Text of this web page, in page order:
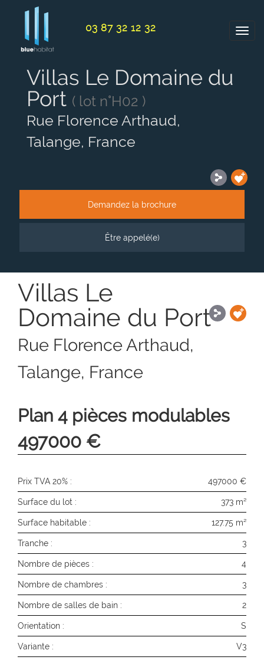
03 87 32 12 32
Villas Le Domaine du
Port ( lot n°H02 )
Rue Florence Arthaud,
Talange, France
Demandez la brochure
Être appelé(e)
Villas Le
Domaine du Port
Rue Florence Arthaud,
Talange, France
Plan 4 pièces modulables
497000 €
Prix TVA 20% : 497000 €
Surface du lot : 373 m²
Surface habitable : 127.75 m²
Tranche : 3
Nombre de pièces : 4
Nombre de chambres : 3
Nombre de salles de bain : 2
Orientation : S
Variante : V3
Panneau de gestion des cookies